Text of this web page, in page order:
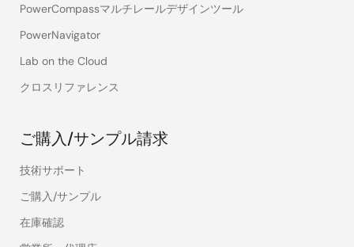
PowerCompassマルチレールデザインツール
PowerNavigator
Lab on the Cloud
クロスリファレンス
ご購入/サンプル請求
技術サポート
ご購入/サンプル
在庫確認